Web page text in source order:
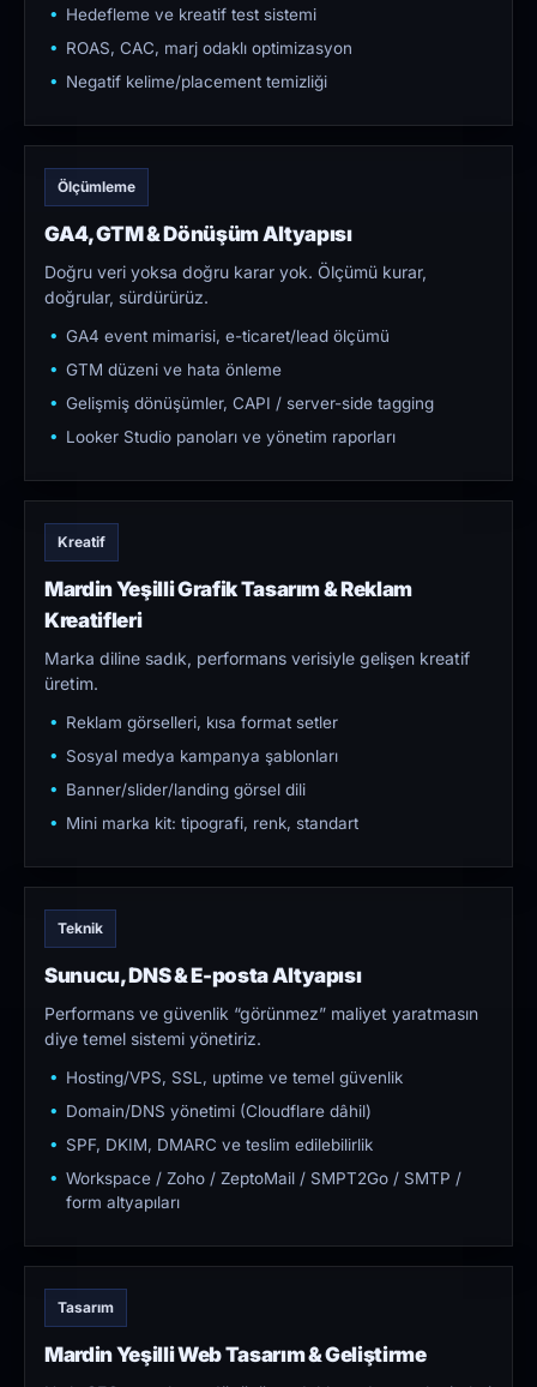
Hedefleme ve kreatif test sistemi
ROAS, CAC, marj odaklı optimizasyon
Negatif kelime/placement temizliği
Ölçümleme
GA4, GTM & Dönüşüm Altyapısı
Doğru veri yoksa doğru karar yok. Ölçümü kurar,
doğrular, sürdürürüz.
GA4 event mimarisi, e-ticaret/lead ölçümü
GTM düzeni ve hata önleme
Gelişmiş dönüşümler, CAPI / server-side tagging
Looker Studio panoları ve yönetim raporları
Kreatif
Mardin Yeşilli Grafik Tasarım & Reklam
Kreatifleri
Marka diline sadık, performans verisiyle gelişen kreatif
üretim.
Reklam görselleri, kısa format setler
Sosyal medya kampanya şablonları
Banner/slider/landing görsel dili
Mini marka kit: tipografi, renk, standart
Teknik
Sunucu, DNS & E-posta Altyapısı
Performans ve güvenlik “görünmez” maliyet yaratmasın
diye temel sistemi yönetiriz.
Hosting/VPS, SSL, uptime ve temel güvenlik
Domain/DNS yönetimi (Cloudflare dâhil)
SPF, DKIM, DMARC ve teslim edilebilirlik
Workspace / Zoho / ZeptoMail / SMPT2Go / SMTP /
form altyapıları
Tasarım
Mardin Yeşilli Web Tasarım & Geliştirme